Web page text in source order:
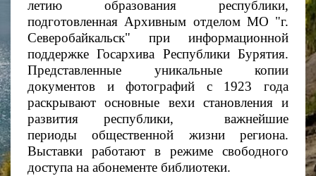
летию образования республики,
подготовленная Архивным отделом МО "г.
Северобайкальск" при информационной
поддержке Госархива Республики Бурятия.
Представленные уникальные копии
документов и фотографий с 1923 года
раскрывают основные вехи становления и
развития республики, важнейшие
периоды общественной жизни региона.
Выставки работают в режиме свободного
доступа на абонементе библиотеки.